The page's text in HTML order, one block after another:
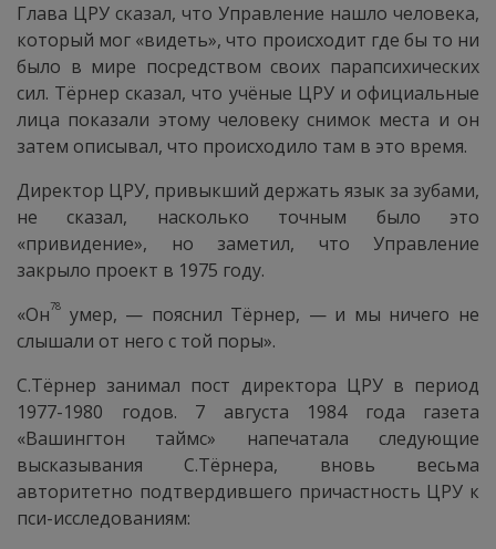
Глава ЦРУ сказал, что Управление нашло человека,
который мог «видеть», что происходит где бы то ни
было в мире посредством своих парапсихических
сил. Тёрнер сказал, что учёные ЦРУ и официальные
лица показали этому человеку снимок места и он
затем описывал, что происходило там в это время.
Директор ЦРУ, привыкший держать язык за зубами,
не сказал, насколько точным было это
«привидение», но заметил, что Управление
закрыло проект в 1975 году.
«Он78
умер, — пояснил Тёрнер, — и мы ничего не
слышали от него с той поры».
С.Тёрнер занимал пост директора ЦРУ в период
1977-1980 годов. 7 августа 1984 года газета
«Вашингтон таймс» напечатала следующие
высказывания С.Тёрнера, вновь весьма
авторитетно подтвердившего причастность ЦРУ к
пси-исследованиям: